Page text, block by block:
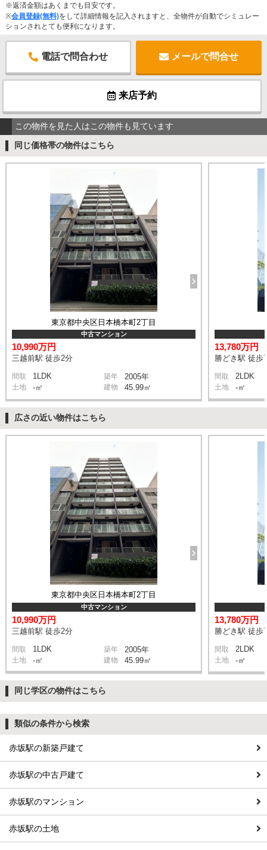
※返済金額はあくまでも目安です。
※会員登録(無料)をして詳細情報を記入されますと、全物件が自動でシミュレー
ションされとても便利になります。
電話で問合わせ メールで問合せ
来店予約
この物件を見た人はこの物件も見ています
同じ価格帯の物件はこちら
東京都中央区日本橋本町2丁目
中古マンション
10,990万円
三越前駅 徒歩2分
間取 1LDK 築年 2005年
土地 -㎡ 建物 45.99㎡
13,780万円
勝どき駅 徒歩
間取 2LDK
土地 -㎡
広さの近い物件はこちら
東京都中央区日本橋本町2丁目
中古マンション
10,990万円
三越前駅 徒歩2分
間取 1LDK 築年 2005年
土地 -㎡ 建物 45.99㎡
13,780万円
勝どき駅 徒歩
間取 2LDK
土地 -㎡
同じ学区の物件はこちら
類似の条件から検索
赤坂駅の新築戸建て
赤坂駅の中古戸建て
赤坂駅のマンション
赤坂駅の土地